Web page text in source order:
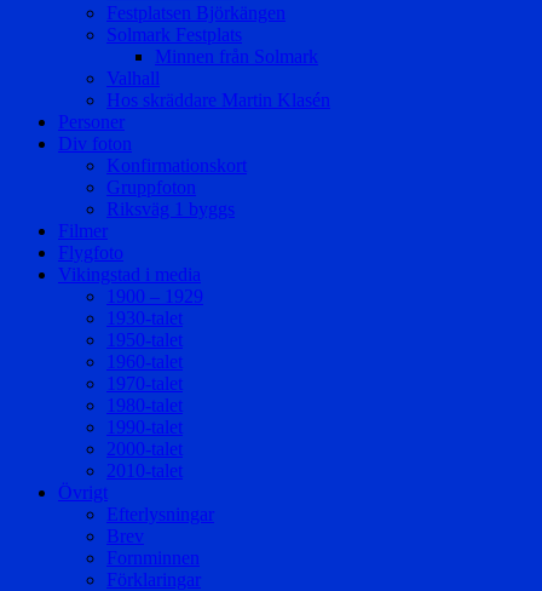
Festplatsen Björkängen
Solmark Festplats
Minnen från Solmark
Valhall
Hos skräddare Martin Klasén
Personer
Div foton
Konfirmationskort
Gruppfoton
Riksväg 1 byggs
Filmer
Flygfoto
Vikingstad i media
1900 – 1929
1930-talet
1950-talet
1960-talet
1970-talet
1980-talet
1990-talet
2000-talet
2010-talet
Övrigt
Efterlysningar
Brev
Fornminnen
Förklaringar